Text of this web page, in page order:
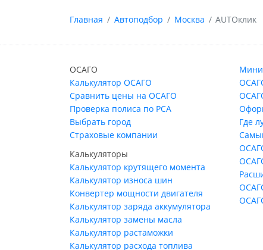
Главная Автоподбор Москва AUTOклик
ОСАГО
Калькулятор ОСАГО
Сравнить цены на ОСАГО
Проверка полиса по РСА
Выбрать город
Страховые компании
Калькуляторы
Калькулятор крутящего момента
Калькулятор износа шин
Конвертер мощности двигателя
Калькулятор заряда аккумулятора
Калькулятор замены масла
Калькулятор растаможки
Калькулятор расхода топлива
Где